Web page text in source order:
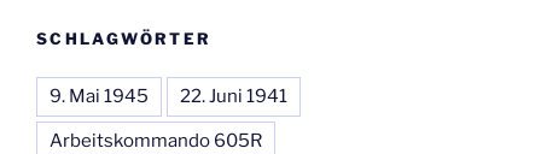
SCHLAGWÖRTER
9. Mai 1945 22. Juni 1941
Arbeitskommando 605R